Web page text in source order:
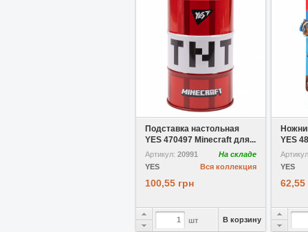
В избранное
Подставка настольная
YES 470497 Minecraft для...
Артикул: 20991
На складе
Вся коллекция
YES
100,55 грн
шт В корзину
YES
YES
62,55